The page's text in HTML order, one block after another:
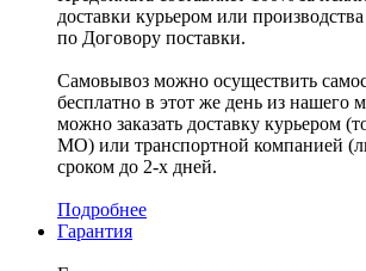
доставки курьером или
по Договору поставки.
Самовывоз можно осуществить
бесплатно в этот же день из нашего
можно заказать доставку курьером
МО) или транспортной компанией
сроком до 2-х дней.
Подробнее
Гарантия